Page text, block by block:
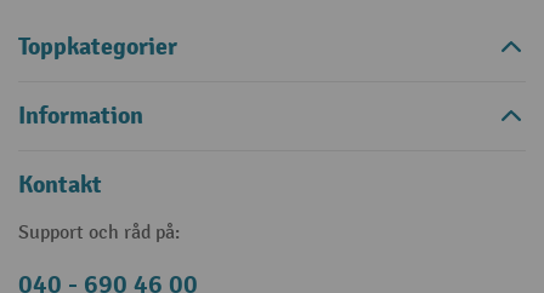
Toppkategorier
Information
Kontakt
Support och råd på:
040 - 690 46 00